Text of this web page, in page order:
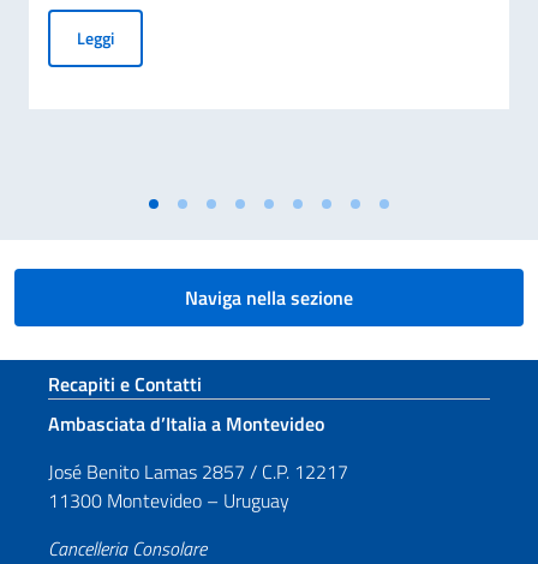
LeggiMessaggio dell'On. Ministro per la Giornata nazionale del
Naviga nella sezione
Sezione footer
Recapiti e Contatti
Ambasciata d’Italia a Montevideo
José Benito Lamas 2857 / C.P. 12217
11300 Montevideo – Uruguay
Cancelleria Consolare